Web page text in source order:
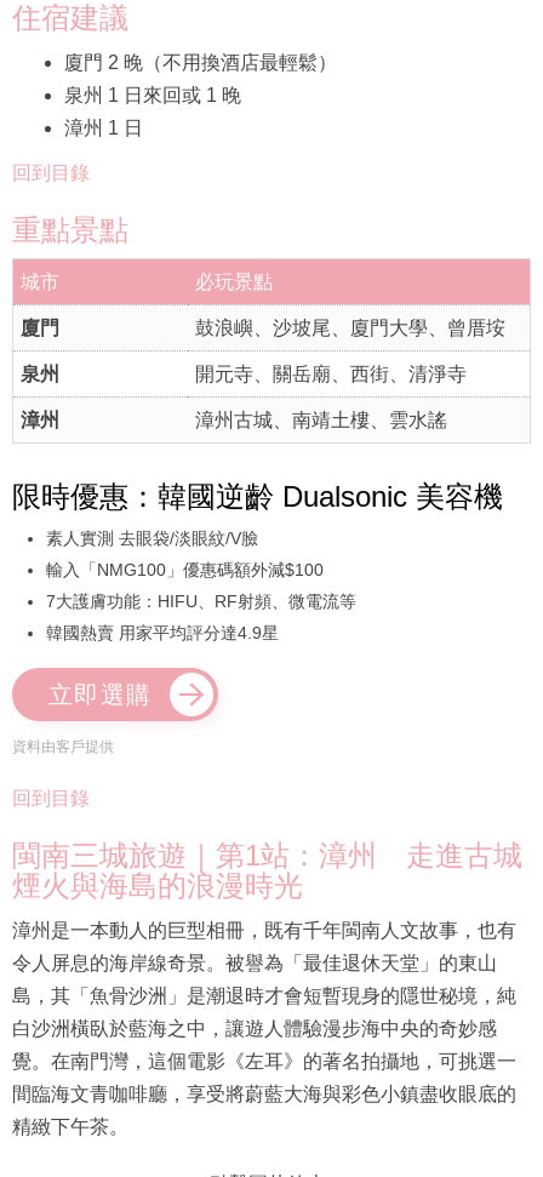
住宿建議
廈門 2 晚（不用換酒店最輕鬆）
泉州 1 日來回或 1 晚
漳州 1 日
回到目錄
重點景點
城市 必玩景點
廈門 鼓浪嶼、沙坡尾、廈門大學、曾厝垵
泉州 開元寺、關岳廟、西街、清淨寺
漳州 漳州古城、南靖土樓、雲水謠
限時優惠：韓國逆齡 Dualsonic 美容機
素人實測 去眼袋/淡眼紋/V臉
輸入「NMG100」優惠碼額外減$100
7大護膚功能：HIFU、RF射頻、微電流等
韓國熱賣 用家平均評分達4.9星
立即選購
資料由客戶提供
回到目錄
閩南三城旅遊｜第1站：漳州 走進古城
煙火與海島的浪漫時光
漳州是一本動人的巨型相冊，既有千年閩南人文故事，也有
令人屏息的海岸線奇景。被譽為「最佳退休天堂」的東山
島，其「魚骨沙洲」是潮退時才會短暫現身的隱世秘境，純
白沙洲橫臥於藍海之中，讓遊人體驗漫步海中央的奇妙感
覺。在南門灣，這個電影《左耳》的著名拍攝地，可挑選一
間臨海文青咖啡廳，享受將蔚藍大海與彩色小鎮盡收眼底的
精緻下午茶。